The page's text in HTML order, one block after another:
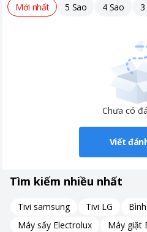
Mới nhất 5 Sao 4 Sao 3
Chưa có
Viết
Tìm kiếm nhiều nhất
Tivi samsung Tivi LG
Máy sấy Electrolux
Máy giặt